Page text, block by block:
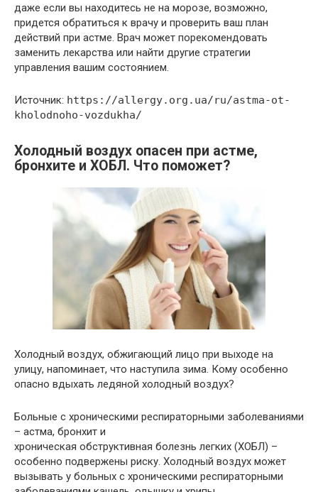
даже если вы находитесь не на морозе, возможно,
придется обратиться к врачу и проверить ваш план
действий при астме. Врач может порекомендовать
заменить лекарства или найти другие стратегии
управления вашим состоянием.
Источник: https://allergy.org.ua/ru/astma-ot-
kholodnoho-vozdukha/
Холодный воздух опасен при астме,
бронхите и ХОБЛ. Что поможет?
Холодный воздух, обжигающий лицо при выходе на
улицу, напоминает, что наступила зима. Кому особенно
опасно вдыхать ледяной холодный воздух?
Больные с хроническими респираторными заболеваниями
– астма, бронхит и
хроническая обструктивная болезнь легких (ХОБЛ) –
особенно подвержены риску. Холодный воздух может
вызывать у больных с хроническими респираторными